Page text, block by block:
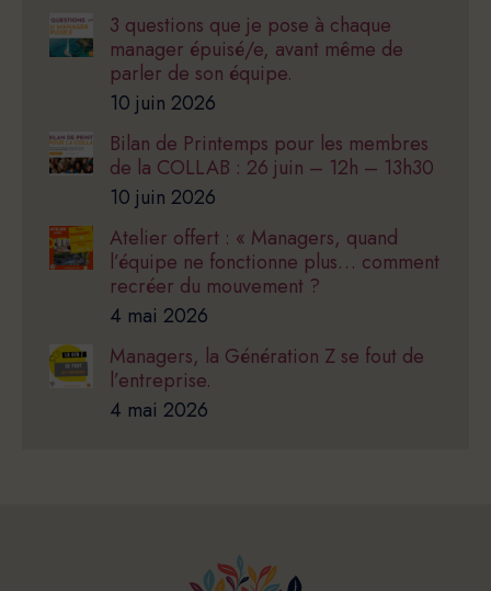
3 questions que je pose à chaque
manager épuisé/e, avant même de
parler de son équipe.
10 juin 2026
Bilan de Printemps pour les membres
de la COLLAB : 26 juin – 12h – 13h30
10 juin 2026
Atelier offert : « Managers, quand
l’équipe ne fonctionne plus… comment
recréer du mouvement ?
4 mai 2026
Managers, la Génération Z se fout de
l’entreprise.
4 mai 2026